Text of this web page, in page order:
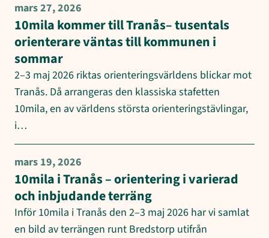
mars 27, 2026
10mila kommer till Tranås– tusentals
orienterare väntas till kommunen i
sommar
2–3 maj 2026 riktas orienteringsvärldens blickar mot
Tranås. Då arrangeras den klassiska stafetten
10mila, en av världens största orienteringstävlingar,
i…
mars 19, 2026
10mila i Tranås – orientering i varierad
och inbjudande terräng
Inför 10mila i Tranås den 2–3 maj 2026 har vi samlat
en bild av terrängen runt Bredstorp utifrån